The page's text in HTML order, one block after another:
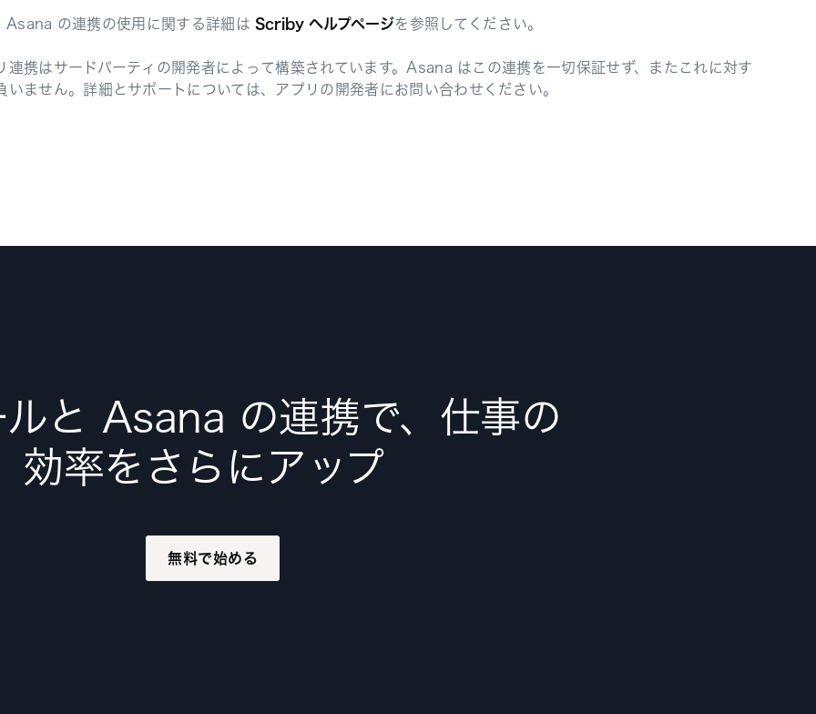
の連携の使用に関する詳細はScriby ヘルプページを参照してください。
連携はサードパーティの開発者によって構築されています。Asana はこの連携を一切保証せず、またこれに対す
いません。詳細とサポートについては、アプリの開発者にお問い合わせください。
と Asana の連携で、仕事の
効率をさらにアップ
無料で始める